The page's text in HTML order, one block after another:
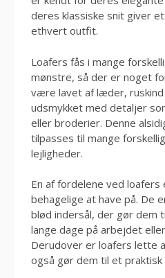
deres klassiske snit giver
ethvert outfit.
Loafers fås i mange
mønstre, så der er noget
være lavet af læder,
udsmykket med detaljer
eller broderier. Denne
tilpasses til mange
lejligheder.
En af fordelene ved
behagelige at have på. De
blød indersål, der gør dem
lange dage på arbejdet
Derudover er loafers lette
også gør dem til et praktisk